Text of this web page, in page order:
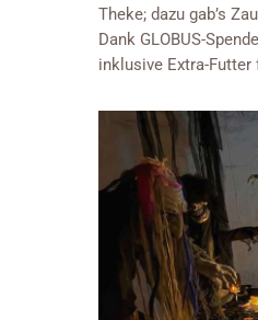
Theke; dazu gab’s
Dank GLOBUS-
inklusive Extra-